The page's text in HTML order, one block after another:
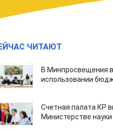
ЧИТАЮТ
В Минпросвещения
использовании
Счетная палата КР
Министерстве науки